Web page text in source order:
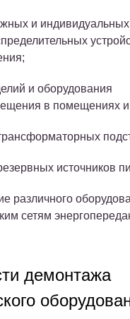
и
и оборудования
в помещениях
источников
различного
сетям
демонтажа